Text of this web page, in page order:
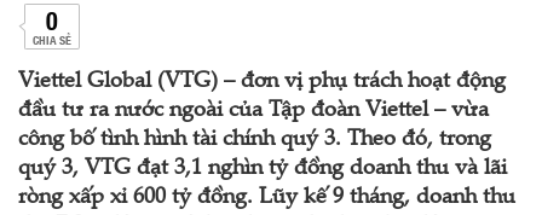
0
CHIA SẺ
Viettel Global (VTG) – đơn vị phụ trách hoạt động
đầu tư ra nước ngoài của Tập đoàn Viettel – vừa
công bố tình hình tài chính quý 3. Theo đó, trong
quý 3, VTG đạt 3,1 nghìn tỷ đồng doanh thu và lãi
ròng xấp xỉ 600 tỷ đồng. Lũy kế 9 tháng, doanh thu